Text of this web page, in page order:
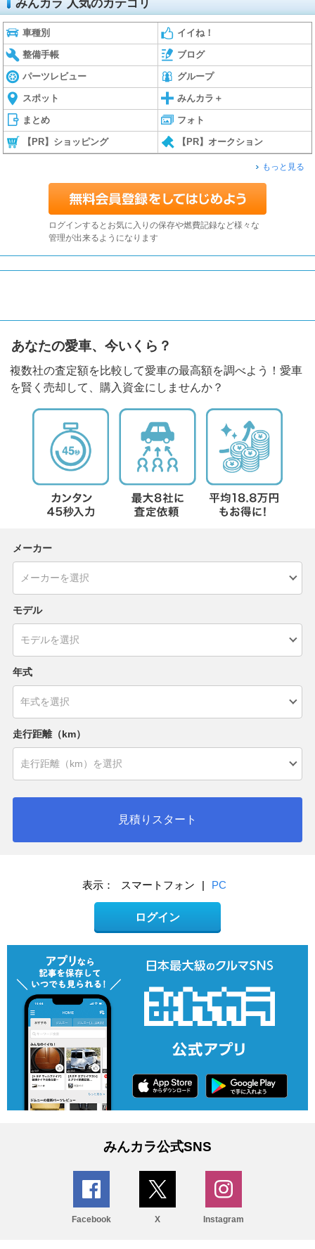
みんカラ 人気のカテゴリ
車種別 イイね！
整備手帳 ブログ
パーツレビュー グループ
スポット みんカラ＋
まとめ フォト
【PR】ショッピング 【PR】オークション
もっと見る
ログインするとお気に入りの保存や燃費記録など様々な
管理が出来るようになります
あなたの愛車、今いくら？
複数社の査定額を比較して愛車の最高額を調べよう！愛車
を賢く売却して、購入資金にしませんか？
メーカー
モデル
年式
走行距離（km）
見積りスタート
表示： スマートフォン | PC
ログイン
みんカラ公式SNS
Facebook X Instagram